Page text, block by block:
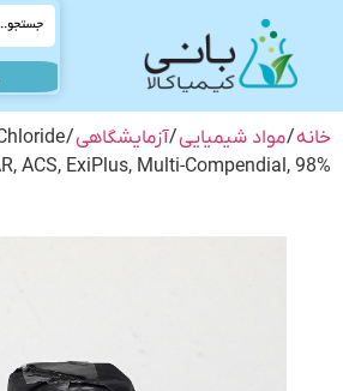
خانه/مواد شیمیایی/آزمایشگاهی/
ACS, ExiPlus, Multi-Compendial, 98%